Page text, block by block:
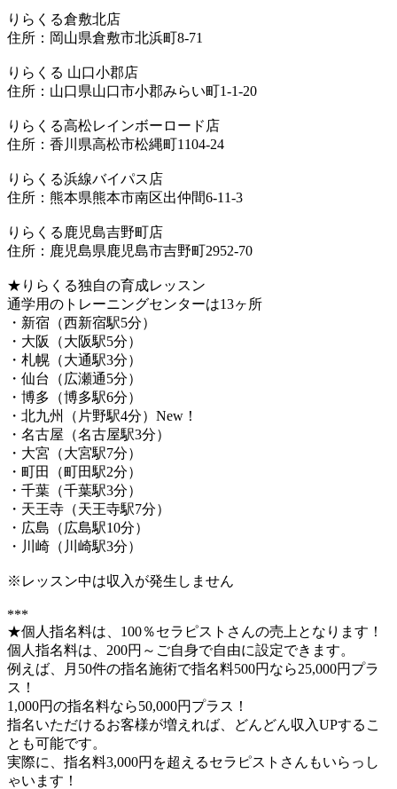
りらくる倉敷北店
住所：岡山県倉敷市北浜町8-71
りらくる 山口小郡店
住所：山口県山口市小郡みらい町1-1-20
りらくる高松レインボーロード店
住所：香川県高松市松縄町1104-24
りらくる浜線バイパス店
住所：熊本県熊本市南区出仲間6-11-3
りらくる鹿児島吉野町店
住所：鹿児島県鹿児島市吉野町2952-70
★りらくる独自の育成レッスン
通学用のトレーニングセンターは13ヶ所
・新宿（西新宿駅5分）
・大阪（大阪駅5分）
・札幌（大通駅3分）
・仙台（広瀬通5分）
・博多（博多駅6分）
・北九州（片野駅4分）New！
・名古屋（名古屋駅3分）
・大宮（大宮駅7分）
・町田（町田駅2分）
・千葉（千葉駅3分）
・天王寺（天王寺駅7分）
・広島（広島駅10分）
・川崎（川崎駅3分）
※レッスン中は収入が発生しません
***
★個人指名料は、100％セラピストさんの売上となります！
個人指名料は、200円～ご自身で自由に設定できます。
例えば、月50件の指名施術で指名料500円なら25,000円プラ
ス！
1,000円の指名料なら50,000円プラス！
指名いただけるお客様が増えれば、どんどん収入UPするこ
とも可能です。
実際に、指名料3,000円を超えるセラピストさんもいらっし
ゃいます！